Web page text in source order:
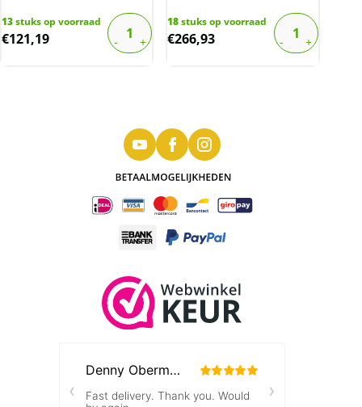
13stuks op voorraad
€121,19
18stuks op voorraad
€266,93
De 1 oz Tokelau Komodo Dragon munt uit
2022 is geslagen in een oplage maar 15.000